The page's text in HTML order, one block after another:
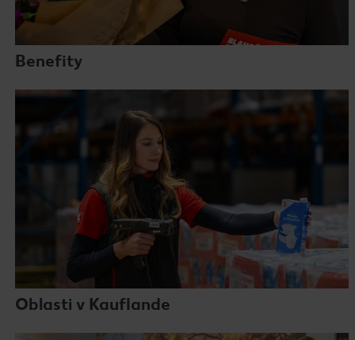
Benefity
Oblasti v Kauflande